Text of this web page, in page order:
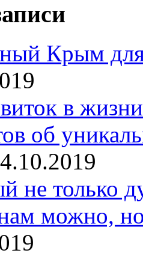
Крым
в жизни
об
не только
можно,